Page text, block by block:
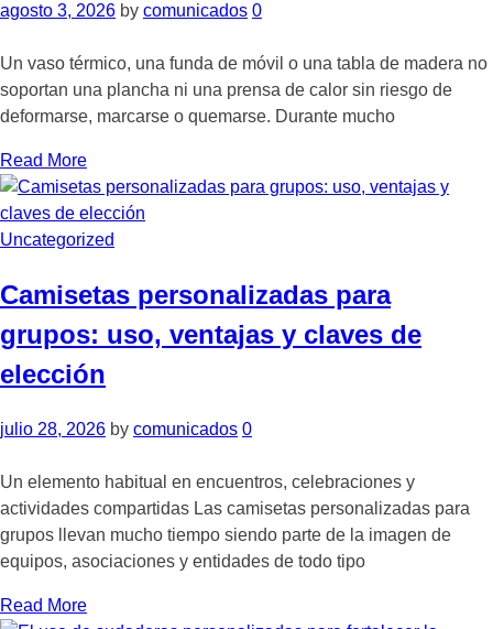
agosto 3, 2026 by comunicados 0
Un vaso térmico, una funda de móvil o una tabla de madera no
soportan una plancha ni una prensa de calor sin riesgo de
deformarse, marcarse o quemarse. Durante mucho
Read More
Uncategorized
Camisetas personalizadas para
grupos: uso, ventajas y claves de
elección
julio 28, 2026 by comunicados 0
Un elemento habitual en encuentros, celebraciones y
actividades compartidas Las camisetas personalizadas para
grupos llevan mucho tiempo siendo parte de la imagen de
equipos, asociaciones y entidades de todo tipo
Read More